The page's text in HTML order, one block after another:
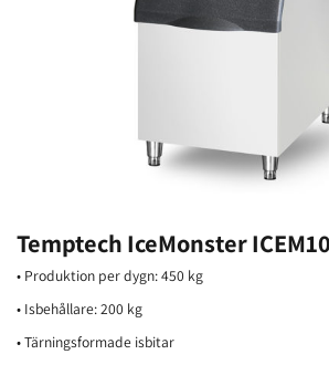
Temptech IceMonster
• Produktion per dygn: 450 kg
• Isbehållare: 200 kg
• Tärningsformade isbitar